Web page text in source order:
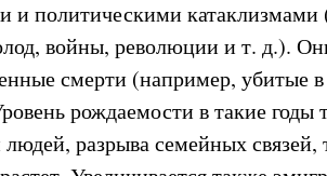
и политическими катаклизмами
войны, революции и т. д.).
смерти (например, убитые
рождаемости в такие годы
людей, разрыва семейных связей,